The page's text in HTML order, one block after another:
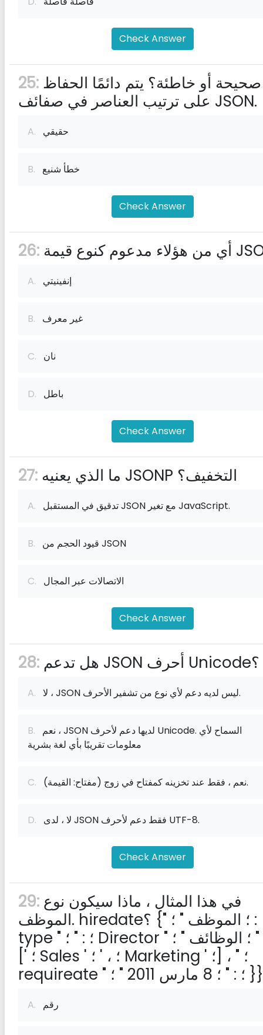
Check Answer
25:
على ترتيب العناصر في صفائف JSON.
A. حقيقي
B. خطأ شنيع
Check Answer
26:
A. إنفينيتي
B. غير معرف
C. نان
D. باطل
Check Answer
27: ما الذي يعنيه JSONP التخفيف؟
A. تدقيق في المستقبل JSON مع تغير JavaScript.
B. قيود الحجم من JSON
C. الاتصالات عبر المجال
Check Answer
28: هل تدعم JSON أحرف Unicode؟
A. لا ، JSON ليس لديه دعم لأي نوع من تشفير الأحرف.
B.
معلومات تقريبًا بأي لغة بشرية
C. نعم ، فقط عند تخزينه كمفتاح في زوج (مفتاح: القيمة).
D. لا ، لدى JSON فقط دعم لأحرف UTF-8.
Check Answer
29:
الموظف. hiredate؟ {" ؛ الموظف " ؛ : {" ؛
type " ؛ : " ؛ Director " ؛ ، " ؛ الوظائف " ؛ :
[' ؛ Sales ' ؛ ، ' ؛ Marketing ' ؛] ، " ؛
requireate " ؛ : " ؛ 8 مارس 2011 " ؛ }}
A. رقم